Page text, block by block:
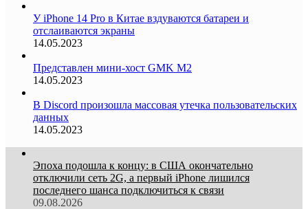
У iPhone 14 Pro в Китае вздуваются батареи и
отслаиваются экраны
14.05.2023
Представлен мини-хост GMK M2
14.05.2023
В Discord произошла массовая утечка пользовательских
данных
14.05.2023
Эпоха подошла к концу: в США окончательно
отключили сеть 2G, а первый iPhone лишился
последнего шанса подключиться к связи
09.08.2026